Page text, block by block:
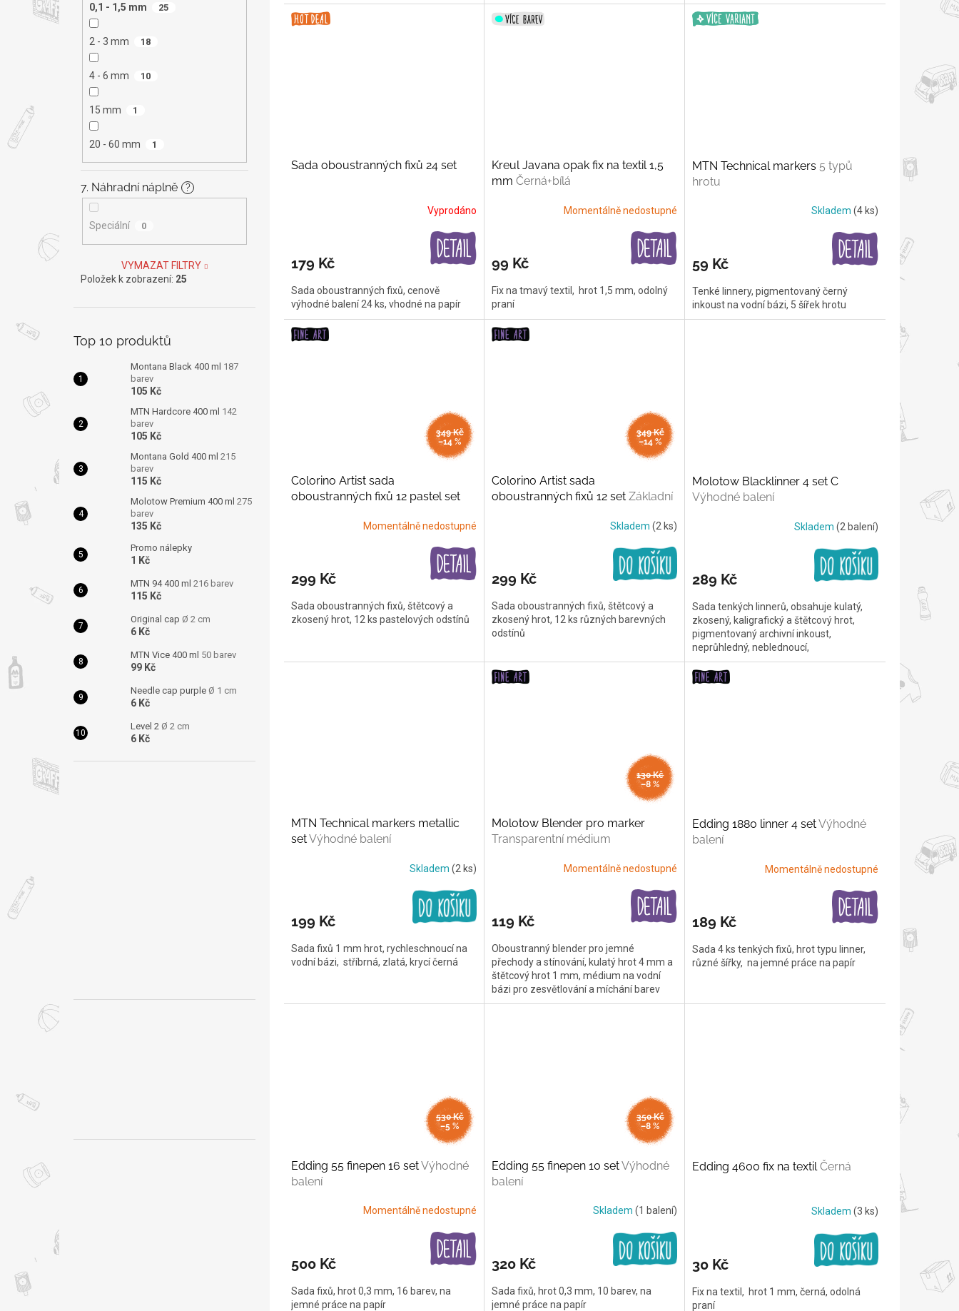
0,1 - 1,5 mm 25
2 - 3 mm 18
4 - 6 mm 10
15 mm 1
20 - 60 mm 1
7. Náhradní náplně ?
Speciální 0
VYMAZAT FILTRY
Položek k zobrazení: 25
Top 10 produktů
Montana Black 400 ml 187
barev
105 Kč
MTN Hardcore 400 ml 142
barev
105 Kč
Montana Gold 400 ml 215
barev
115 Kč
Molotow Premium 400 ml 275
barev
135 Kč
Promo nálepky
1 Kč
MTN 94 400 ml 216 barev
115 Kč
Original cap Ø 2 cm
6 Kč
MTN Vice 400 ml 50 barev
99 Kč
Needle cap purple Ø 1 cm
6 Kč
Level 2 Ø 2 cm
6 Kč
Sada oboustranných fixů 24 set
Vyprodáno
179 Kč
Sada oboustranných fixů, cenově
výhodné balení 24 ks, vhodné na papír
Kreul Javana opak fix na textil 1,5
mm Černá+bílá
Momentálně nedostupné
99 Kč
Fix na tmavý textil, hrot 1,5 mm, odolný
praní
MTN Technical markers 5 typů
hrotu
Skladem (4 ks)
59 Kč
Tenké linnery, pigmentovaný černý
inkoust na vodní bázi, 5 šířek hrotu
349 Kč
–14 %
Colorino Artist sada
oboustranných fixů 12 pastel set
Momentálně nedostupné
299 Kč
Sada oboustranných fixů, štětcový a
zkosený hrot, 12 ks pastelových odstínů
349 Kč
–14 %
Colorino Artist sada
oboustranných fixů 12 set Základní
Skladem (2 ks)
299 Kč
Sada oboustranných fixů, štětcový a
zkosený hrot, 12 ks různých barevných
odstínů
Molotow Blacklinner 4 set C
Výhodné balení
Skladem (2 balení)
289 Kč
Sada tenkých linnerů, obsahuje kulatý,
zkosený, kaligrafický a štětcový hrot,
pigmentovaný archivní inkoust,
neprůhledný, neblednoucí,
MTN Technical markers metallic
setVýhodné balení
Skladem (2 ks)
199 Kč
Sada fixů 1 mm hrot, rychleschnoucí na
vodní bázi, stříbrná, zlatá, krycí černá
130 Kč
–8 %
Molotow Blender pro marker
Transparentní médium
Momentálně nedostupné
119 Kč
Oboustranný blender pro jemné
přechody a stínování, kulatý hrot 4 mm a
štětcový hrot 1 mm, médium na vodní
bázi pro zesvětlování a míchání barev
Edding 1880 linner 4 setVýhodné
balení
Momentálně nedostupné
189 Kč
Sada 4 ks tenkých fixů, hrot typu linner,
různé šířky, na jemné práce na papír
530 Kč
–5 %
Edding 55 finepen 16 setVýhodné
balení
Momentálně nedostupné
500 Kč
Sada fixů, hrot 0,3 mm, 16 barev, na
jemné práce na papír
350 Kč
–8 %
Edding 55 finepen 10 setVýhodné
balení
Skladem (1 balení)
320 Kč
Sada fixů, hrot 0,3 mm, 10 barev, na
jemné práce na papír
Edding 4600 fix na textil Černá
Skladem (3 ks)
30 Kč
Fix na textil, hrot 1 mm, černá, odolná
praní